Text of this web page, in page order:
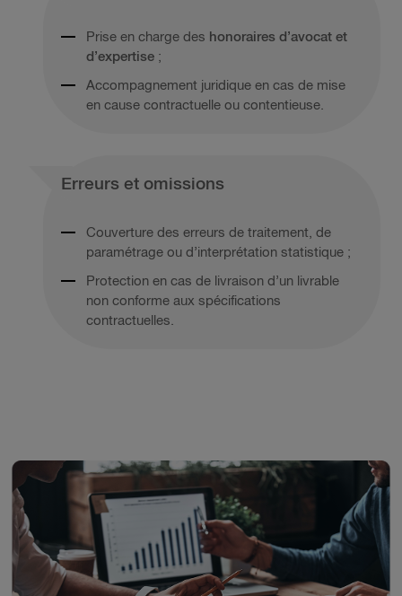
Prise en charge des honoraires d’avocat et
d’expertise ;
Accompagnement juridique en cas de mise
en cause contractuelle ou contentieuse.
Erreurs et omissions
Couverture des erreurs de traitement, de
paramétrage ou d’interprétation statistique ;
Protection en cas de livraison d’un livrable
non conforme aux spécifications
contractuelles.